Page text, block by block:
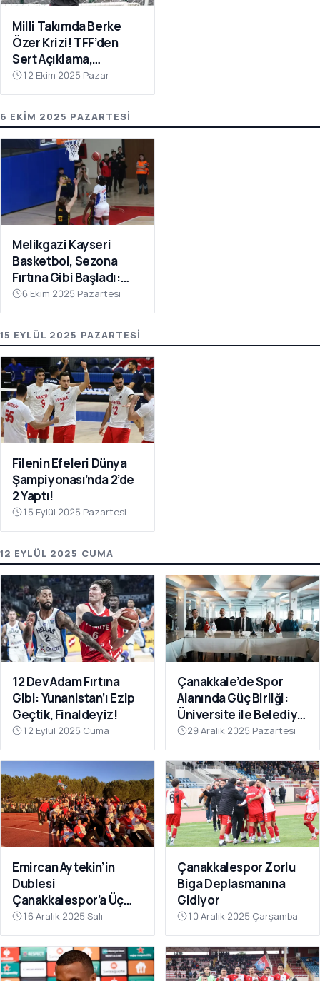
Milli Takımda Berke
Özer Krizi! TFF’den
Sert Açıklama,
Kaleciden Yanıt
Gecikmedi
12 Ekim 2025 Pazar
6 EKIM 2025 PAZARTESI
Melikgazi Kayseri
Basketbol, Sezona
Fırtına Gibi Başladı:
Dardanel Çanakkale’yi
Farklı Geçti
6 Ekim 2025 Pazartesi
15 EYLÜL 2025 PAZARTESI
Filenin Efeleri Dünya
Şampiyonası’nda 2’de
2 Yaptı!
15 Eylül 2025 Pazartesi
12 EYLÜL 2025 CUMA
12 Dev Adam Fırtına
Gibi: Yunanistan’ı Ezip
Geçtik, Finaldeyiz!
12 Eylül 2025 Cuma
Çanakkale’de Spor
Alanında Güç Birliği:
Üniversite ile Belediye
Kulüpleri İş Birliği Yaptı
29 Aralık 2025 Pazartesi
Emircan Aytekin’in
Dublesi
Çanakkalespor’a Üç
Puanı Getirdi
16 Aralık 2025 Salı
Çanakkalespor Zorlu
Biga Deplasmanına
Gidiyor
10 Aralık 2025 Çarşamba